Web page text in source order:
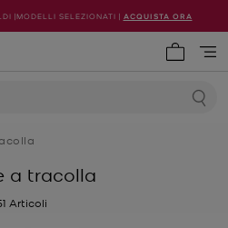
|MODELLI SELEZIONATI | ACQUISTA ORA
a tracolla
Articoli